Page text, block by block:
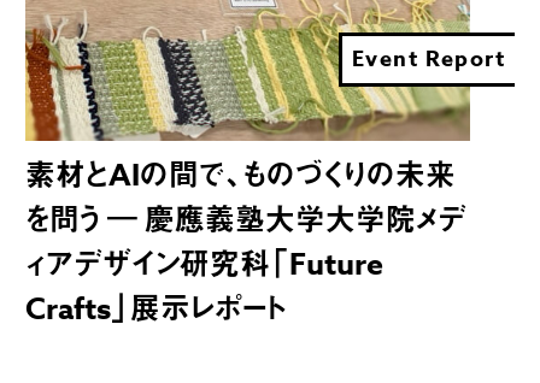
Event Report
素材とAIの間で、ものづくりの未来
を問う ― 慶應義塾大学大学院メデ
ィアデザイン研究科「Future
Crafts」展示レポート